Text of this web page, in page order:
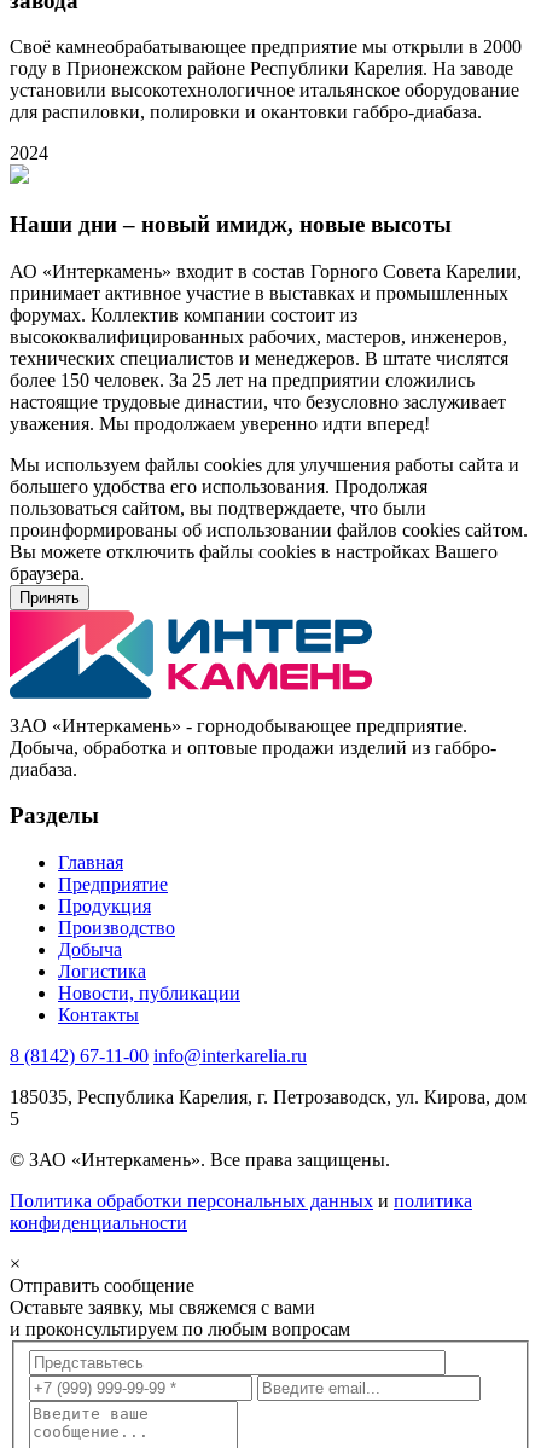
Своё камнеобрабатывающее предприятие мы открыли в 2000
году в Прионежском районе Республики Карелия. На заводе
установили высокотехнологичное итальянское оборудование
для распиловки, полировки и окантовки габбро-диабаза.
2024
Наши дни – новый имидж, новые высоты
АО «Интеркамень» входит в состав Горного Совета Карелии,
принимает активное участие в выставках и промышленных
форумах. Коллектив компании состоит из
высококвалифицированных рабочих, мастеров, инженеров,
технических специалистов и менеджеров. В штате числятся
более 150 человек. За 25 лет на предприятии сложились
настоящие трудовые династии, что безусловно заслуживает
уважения. Мы продолжаем уверенно идти вперед!
Мы используем файлы cookies для улучшения работы сайта и
большего удобства его использования. Продолжая
пользоваться сайтом, вы подтверждаете, что были
проинформированы об использовании файлов cookies сайтом.
Вы можете отключить файлы cookies в настройках Вашего
браузера.
Принять
ЗАО «Интеркамень» - горнодобывающее предприятие.
Добыча, обработка и оптовые продажи изделий из габбро-
диабаза.
Разделы
Главная
Предприятие
Продукция
Производство
Добыча
Логистика
Новости, публикации
Контакты
8 (8142) 67-11-00 info@interkarelia.ru
185035, Республика Карелия, г. Петрозаводск, ул. Кирова, дом
5
© ЗАО «Интеркамень». Все права защищены.
Политика обработки персональных данных и политика
конфиденциальности
×
Отправить сообщeние
Оставьте заявку, мы свяжемся с вами
и проконсультируем по любым вопросам